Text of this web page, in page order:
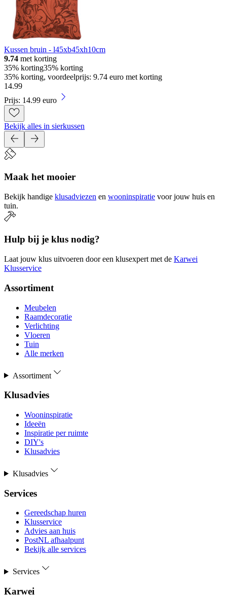
Kussen bruin - l45xb45xh10cm
9.74 met korting
35% korting35% korting
35% korting, voordeelprijs: 9.74 euro met korting
14.99
Prijs: 14.99 euro
Bekijk alles in sierkussen
Maak het mooier
Bekijk handige klusadviezen en wooninspiratie voor jouw huis en
tuin.
Hulp bij je klus nodig?
Laat jouw klus uitvoeren door een klusexpert met de Karwei
Klusservice
Assortiment
Meubelen
Raamdecoratie
Verlichting
Vloeren
Tuin
Alle merken
Assortiment
Klusadvies
Wooninspiratie
Ideeën
Inspiratie per ruimte
DIY's
Klusadvies
Klusadvies
Services
Gereedschap huren
Klusservice
Advies aan huis
PostNL afhaalpunt
Bekijk alle services
Services
Karwei